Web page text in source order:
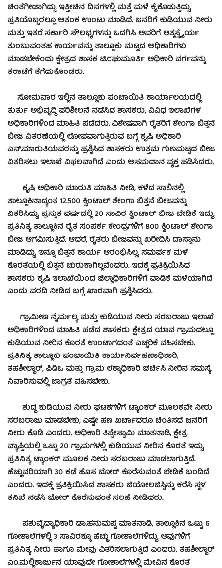
ಚಿಂತೆಗೀಡಾಗಿದ್ದು, ಇತ್ತೀಚಿನ ದಿನಗಳಲ್ಲಿ ಮತ್ತೆ ಮಳೆ ಕೈಕೊಡುತ್ತಿದ್ದು,
ಪ್ರತಿಯೊಬ್ಬರಲ್ಲೂ ಆತಂಕ ಉಂಟು ಮಾಡಿದೆ. ಜನರಿಗೆ ಕುಡಿಯುವ ನೀರು
ಮತ್ತು ಇತರೆ ಸರ್ಕಾರಿ ಸೌಲಭ್ಯಗಳನ್ನು ಒದಗಿಸಿ ಅವರಿಗೆ ಆತ್ಮಸ್ಥೈರ್ಯ
ತುಂಬುವಂತಹ ಕಾರ್ಯವನ್ನು ತಾಲ್ಲೂಕು ಮಟ್ಟದ ಅಧಿಕಾರಿಗಳು
ಮಾಡಬೇಕೆಂದು ಕ್ಷೇತ್ರದ ಶಾಸಕ ಟಿ.ರಘುಮೂರ್ತಿ ಅಧಿಕಾರಿ ವರ್ಗವನ್ನು
ತರಾಟೆಗೆ ತೆಗೆದುಕೊಂಡರು.
ಸೋಮವಾರ ಇಲ್ಲಿನ ತಾಲ್ಲೂಕು ಪಂಚಾಯಿತಿ ಕಾರ್ಯಾಲಯದಲ್ಲಿ
ತುರ್ತು ಅಭಿವೃದ್ಧಿ ಪರಿಶೀಲನೆ ನಡೆಸಿದ ಶಾಸಕರು, ವಿವಿಧ ಇಲಾಖೆಗಳ
ಅಧಿಕಾರಿಗಳಿಂದ ಮಾಹಿತಿ ಪಡೆದರು. ವಿಶೇಷವಾಗಿ ರೈತರಿಗೆ ಶೇಂಗಾ ಬಿತ್ತನೆ
ಬೀಜ ವಿತರಣೆಯಲ್ಲಿ ಲೋಪವಾಗುತ್ತಿರುವ ಬಗ್ಗೆ ಕೃಷಿ ಅಧಿಕಾರಿ
ಎನ್.ಮಾರುತಿಯವರನ್ನು ಪ್ರಶ್ನಿಸಿದ ಶಾಸಕರು ಉತ್ತಮ ಗುಣಮಟ್ಟದ ಬೀಜ
ವಿತರಿಸಲು ಇಲಾಖೆ ವಿಫಲವಾಗಿದೆ ಎಂದು ಅಸಮದಾನ ವ್ಯಕ್ತ ಪಡಿಸಿದರು.
ಕೃಷಿ ಅಧಿಕಾರಿ ಮಾರುತಿ ಮಾಹಿತಿ ನೀಡಿ, ಕಳೆದ ಸಾಲಿನಲ್ಲಿ
ತಾಲ್ಲೂಕಿನಾದ್ಯಂತ 12.500 ಕ್ವಿಂಟಾಲ್ ಶೇಂಗಾ ಬಿತ್ತನೆ ಬೀಜವನ್ನು
ವಿತರಿಸಿದ್ದು, ಪ್ರಸ್ತುತ ವರ್ಷದಲ್ಲಿ 20 ಸಾವಿರ ಕ್ವಿಂಟಾಲ್ ಬೀಜ ಬೇಡಿಕೆ ಇದ್ದು,
ಪ್ರತಿನಿತ್ಯ ತಾಲ್ಲೂಕಿನ ರೈತ ಸಂಪರ್ಕ ಕೇಂದ್ರಗಳಿಗೆ 800 ಕ್ವಿಂಟಾಲ್ ಶೇಂಗಾ
ಬೀಜ ಆಗಮಿಸುತ್ತಿದೆ. ಆದರೆ, ರೈತರು ಬೀಜವನ್ನು ಖರೀದಿಸಿ ದಾಸ್ತಾನು
ಮಾಡಿದ್ದು, ಇನ್ನೂ ಬಿತ್ತನೆ ಕಾರ್ಯ ಆರಂಭಿಸಿಲ್ಲ. ಸಮರ್ಪಕ ಮಳೆ
ಕೊರತೆಯಲ್ಲಿ ಬಿತ್ತನೆ ಚುರುಕಾಗಿಲ್ಲವೆಂದರು. ಇದಕ್ಕೆ ಪ್ರತಿಕ್ರಿಯಿಸಿದ
ಶಾಸಕರು ಕೃಷಿ ಇಲಾಖೆಯಿಂದ ಜಿಲ್ಲಾಧಿಕಾರಿಗಳಿಗೆ ವಾಡಿಕೆ ಮಳೆಯಾಗಿದೆ
ಎಂದು ವರದಿ ನೀಡಿದ ಬಗ್ಗೆ ಖಾರವಾಗಿ ಪ್ರಶ್ನಿಸಿದರು.
ಗ್ರಾಮೀಣ ನೈರ್ಮಲ್ಯ ಮತ್ತು ಕುಡಿಯುವ ನೀರು ಸರಬರಾಜು ಇಲಾಖೆ
ಅಧಿಕಾರಿಗಳಿಂದ ಮಾಹಿತಿ ಪಡೆದ ಶಾಸಕರು ಕ್ಷೇತ್ರದ ಯಾವ ಗ್ರಾಮದಲ್ಲೂ
ಕುಡಿಯುವ ನೀರಿನ ಕೊರತೆ ಉಂಟಾಗದಂತೆ ಎಚ್ಚರಿಕೆ ವಹಿಸಬೇಕು.
ಪ್ರತಿನಿತ್ಯ ತಾಲ್ಲೂಕು ಪಂಚಾಯಿತಿ ಕಾರ್ಯನಿರ್ವಹಣಾಧಿಕಾರಿ,
ತಹಶೀಲ್ದಾರ್, ಪಿಡಿಒ ಮತ್ತು ಗ್ರಾಮ ಲೆಕ್ಕಾಧಿಕಾರಿ ಚರ್ಚಿಸಿ ನೀರಿನ ಸಮಸ್ಯೆ
ನಿವಾರಿಸುವಲ್ಲಿ ಜಾಗ್ರತೆ ವಹಿಸಬೇಕು.
ಶುದ್ದ ಕುಡಿಯುವ ನೀರು ಘಟಕಗಳಿಗೆ ಟ್ಯಾಂಕರ್ ಮೂಲಕವೇ ನೀರು
ಸರಬರಾಜು ಮಾಡಬೇಕು, ಎಷ್ಟೇ ಹಣ ಖರ್ಚಾದರೂ ಚಿಂತಿಸದೆ ಜನರಿಗೆ
ನೀರು ಕೊಡಿ ಎಂದರು. ಅಧಿಕಾರಿ ತಿಪ್ಪೇಸ್ವಾಮಿ ಮಾತನಾಡಿ, ಕ್ಷೇತ್ರ
ವ್ಯಾಪ್ತಿಯಲ್ಲಿ ಒಟ್ಟು 20 ಗ್ರಾಮಗಳಲ್ಲಿ ಕುಡಿಯುವ ನೀರಿನ ಕೊರತೆ ಇದ್ದು,
ಪ್ರತಿನಿತ್ಯ ಟ್ಯಾಂಕರ್ ಮೂಲಕ ನೀರು ಸರಬರಾಜು ಮಾಡಲಾಗುತ್ತಿದೆ.
ಹೆಚ್ಚುವರಿಯಾಗಿ 30 ಕಡೆ ಹೊಸ ಬೋರ್ ಕೊರೆಸುವಂತೆ ಬೇಡಿಕೆ ಬಂದಿದೆ
ಎಂದರು. ಇದಕ್ಕೆ ಪ್ರತಿಕ್ರಿಯಿಸಿದ ಶಾಸಕರು ಜಿಯೋಲಜಿಸ್ಟಿನ್ನು ಕರೆಸಿ ಸ್ಥಳ
ತನಿಖೆ ನಡೆಸಿ ಬೋರ್ ಕೊರೆಸುವಂತೆ ಸಲಹೆ ನೀಡಿದರು.
ಪಶುವೈದ್ಯಾಧಿಕಾರಿ ಡಾ.ಹನುಮಪ್ಪ ಮಾತನಾಡಿ, ತಾಲ್ಲೂಕಿನ ಒಟ್ಟು 6
ಗೋಶಾಲೆಗಳಲ್ಲಿ 3 ಸಾವಿರಕ್ಕೂ ಹೆಚ್ಚು ಗೋಶಾಲೆಗಳಿದ್ದು, ಅವುಗಳಿಗೆ
ಪ್ರತಿನಿತ್ಯ ನೀರು ಹಾಗೂ ಮೇವು ವಿತರಿಸಲಾಗುತ್ತಿದೆ ಎಂದರು. ತಹಶೀಲ್ದಾರ್
ಎಂ.ಮಲ್ಲಿಕಾರ್ಜುನ ಯಾವುದೇ ಗೋಶಾಲೆಗಳಲ್ಲಿ ಮೇವಿನ ಕೊರತೆ